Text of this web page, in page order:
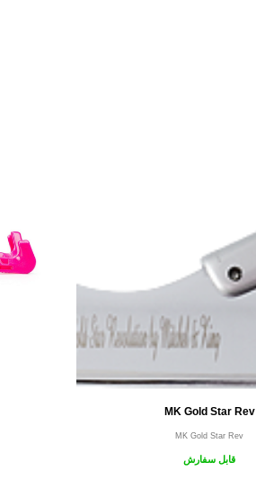
MK Gold Star Rev
MK Gold Star Rev